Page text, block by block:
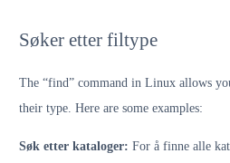
Søker etter filtype
The “find” command in Linux allows
their type. Here are some examples:
Søk etter kataloger: For å finne alle